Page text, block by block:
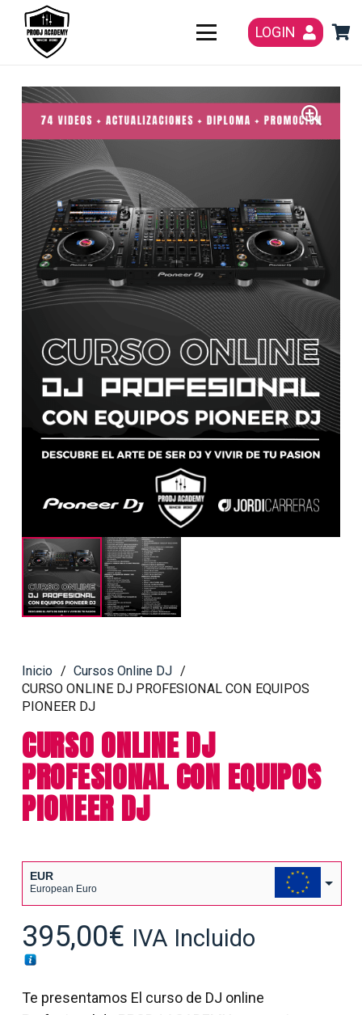
LOGIN
Inicio / Cursos Online DJ /
CURSO ONLINE DJ PROFESIONAL CON EQUIPOS
PIONEER DJ
CURSO ONLINE DJ
PROFESIONAL CON EQUIPOS
PIONEER DJ
EUR
European Euro
USA dollar
395,00€ IVA Incluido
Te presentamos El curso de DJ online